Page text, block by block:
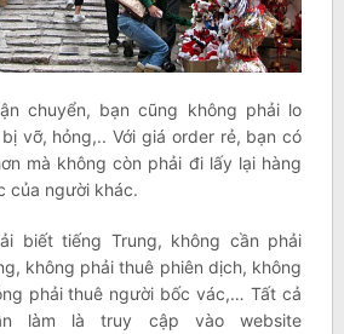
chuyển, bạn cũng không phải lo
vỡ, hỏng,.. Với giá order rẻ, bạn có
mà không còn phải đi lấy lại hàng
của người khác.
biết tiếng Trung, không cần phải
không phải thuê phiên dịch, không
phải thuê người bốc vác,… Tất cả
làm là truy cập vào website